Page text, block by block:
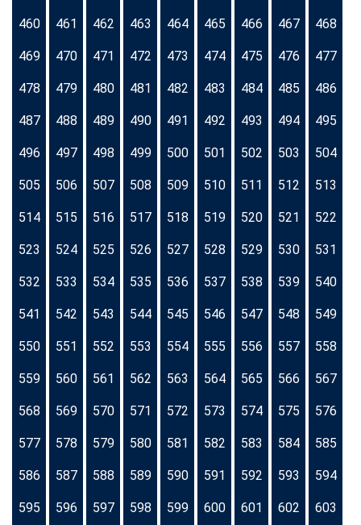
460 461 462 463 464 465 466 467 468
469 470 471 472 473 474 475 476 477
478 479 480 481 482 483 484 485 486
487 488 489 490 491 492 493 494 495
496 497 498 499 500 501 502 503 504
505 506 507 508 509 510 511 512 513
514 515 516 517 518 519 520 521 522
523 524 525 526 527 528 529 530 531
532 533 534 535 536 537 538 539 540
541 542 543 544 545 546 547 548 549
550 551 552 553 554 555 556 557 558
559 560 561 562 563 564 565 566 567
568 569 570 571 572 573 574 575 576
577 578 579 580 581 582 583 584 585
586 587 588 589 590 591 592 593 594
595 596 597 598 599 600 601 602 603